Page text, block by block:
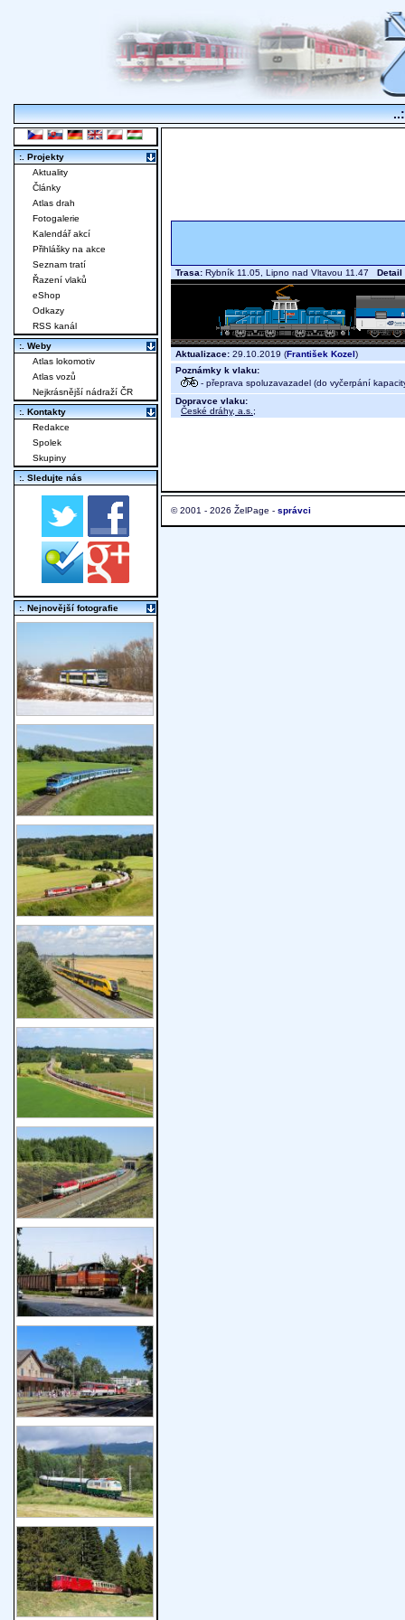
Trasa: Rybník 11.05, Lipno nad Vltavou 11.47 Detail
Aktualizace: 29.10.2019 (František Kozel)
Poznámky k vlaku:
- přeprava spoluzavazadel (do vyčerpání
Dopravce vlaku:
České dráhy, a.s. ;
© 2001 - 2026 ŽelPage - správci
:. Projekty
Aktuality
Články
Atlas drah
Fotogalerie
Kalendář akcí
Přihlášky na akce
Seznam tratí
Řazení vlaků
eShop
Odkazy
RSS kanál
:. Weby
Atlas lokomotiv
Atlas vozů
Nejkrásnější nádraží ČR
:. Kontakty
Redakce
Spolek
Skupiny
:. Sledujte nás
:. Nejnovější fotografie